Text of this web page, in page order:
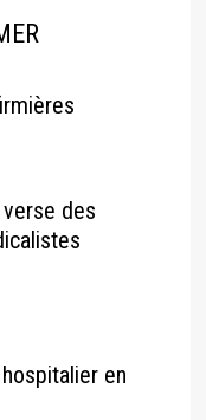
des
en